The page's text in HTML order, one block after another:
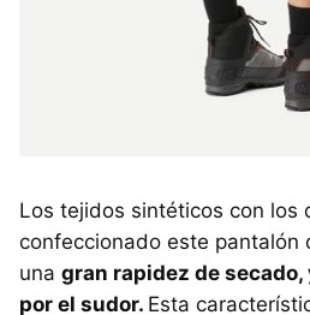
Los tejidos sintéticos con los
confeccionado este pantalón
una gran rapidez de secado,
por el sudor. Esta